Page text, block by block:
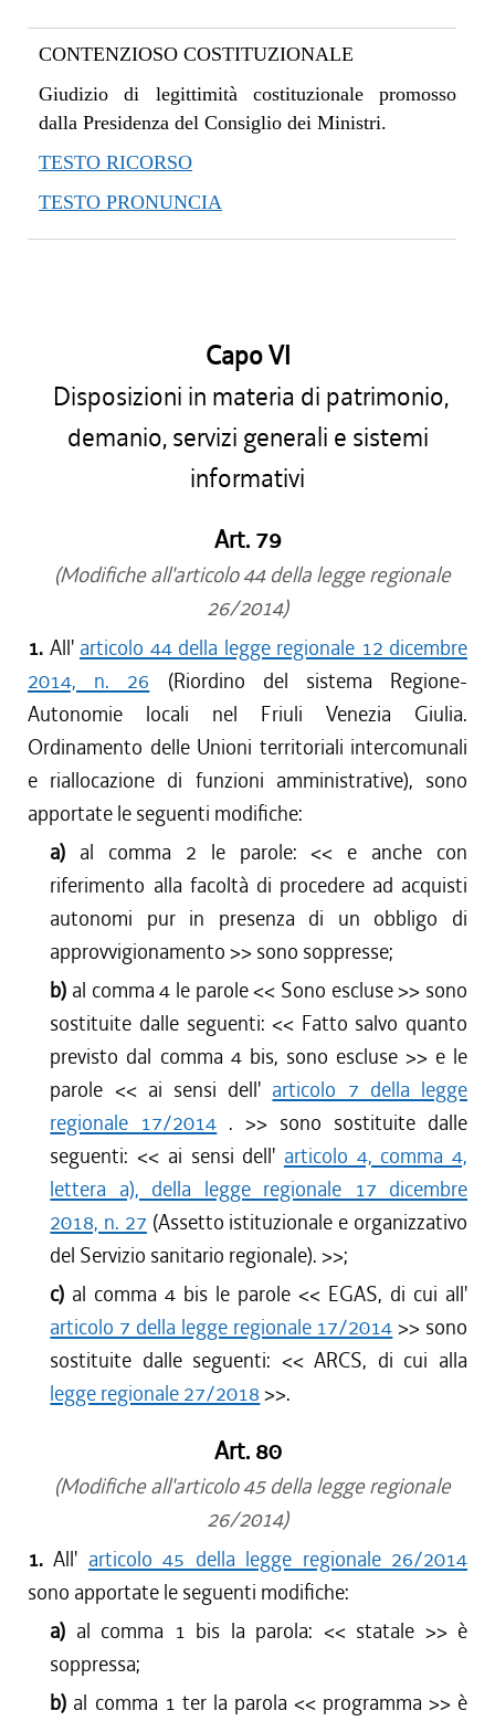
CONTENZIOSO COSTITUZIONALE
Giudizio di legittimità costituzionale promosso
dalla Presidenza del Consiglio dei Ministri.
TESTO RICORSO
TESTO PRONUNCIA
Capo VI
Disposizioni in materia di patrimonio,
demanio, servizi generali e sistemi
informativi
Art. 79
(Modifiche all'articolo 44 della legge regionale
26/2014)
1. All' articolo 44 della legge regionale 12 dicembre
2014, n. 26 (Riordino del sistema Regione-
Autonomie locali nel Friuli Venezia Giulia.
Ordinamento delle Unioni territoriali intercomunali
e riallocazione di funzioni amministrative), sono
apportate le seguenti modifiche:
a) al comma 2 le parole: << e anche con
riferimento alla facoltà di procedere ad acquisti
autonomi pur in presenza di un obbligo di
approvvigionamento >> sono soppresse;
b) al comma 4 le parole << Sono escluse>> sono
sostituite dalle seguenti: << Fatto salvo quanto
previsto dal comma 4 bis, sono escluse>> e le
parole << ai sensi dell' articolo 7 della legge
regionale 17/2014 .>> sono sostituite dalle
seguenti: << ai sensi dell' articolo 4, comma 4,
lettera a), della legge regionale 17 dicembre
2018, n. 27 (Assetto istituzionale e organizzativo
del Servizio sanitario regionale).>>;
c) al comma 4 bis le parole << EGAS, di cui all'
articolo 7 della legge regionale 17/2014 >> sono
sostituite dalle seguenti: <<ARCS, di cui alla
legge regionale 27/2018 >>.
Art. 80
(Modifiche all'articolo 45 della legge regionale
26/2014)
1.All' articolo 45 della legge regionale 26/2014
sono apportate le seguenti modifiche:
a) al comma 1 bis la parola: << statale >> è
soppressa;
b) al comma 1 ter la parola << programma >> è